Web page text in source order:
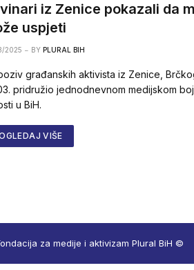
iz Zenice pokazali da
uspjeti
2025 BY PLURAL BIH
građanskih aktivista iz Zenice,
pridružio jednodnevnom medijskom
u BiH.
VIŠE
za medije i aktivizam Plural BiH ©